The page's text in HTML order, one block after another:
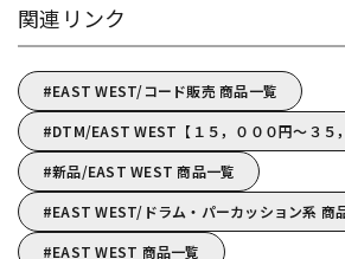
関連リンク
EAST WEST/コード販売 商品一覧
DTM/EAST WEST【１５，０００円～３５
新品/EAST WEST 商品一覧
EAST WEST/ドラム・パーカッション系 商
EAST WEST 商品一覧